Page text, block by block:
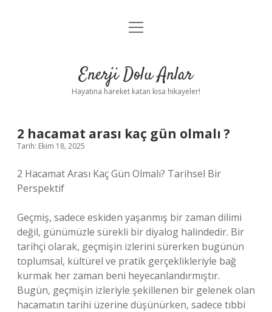
Anasayfa
Yasal Uyarı
menüyü
Enerji Dolu Anlar
Hayatına hareket katan kısa hikayeler!
2 hacamat arası kaç gün olmalı ?
Tarih: Ekim 18, 2025
2 Hacamat Arası Kaç Gün Olmalı? Tarihsel Bir
Perspektif
Geçmiş, sadece eskiden yaşanmış bir zaman dilimi
değil, günümüzle sürekli bir diyalog halindedir. Bir
tarihçi olarak, geçmişin izlerini sürerken bugünün
toplumsal, kültürel ve pratik gerçeklikleriyle bağ
kurmak her zaman beni heyecanlandırmıştır.
Bugün, geçmişin izleriyle şekillenen bir gelenek olan
hacamatın tarihi üzerine düşünürken, sadece tıbbi